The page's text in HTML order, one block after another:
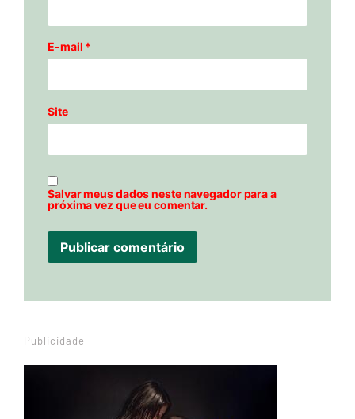
E-mail *
Site
Salvar meus dados neste navegador para a
próxima vez que eu comentar.
Publicidade